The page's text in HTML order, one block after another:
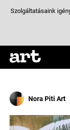
Találatok/ 42:
kortars
Nora Piti Art
Szolgáltatásaink